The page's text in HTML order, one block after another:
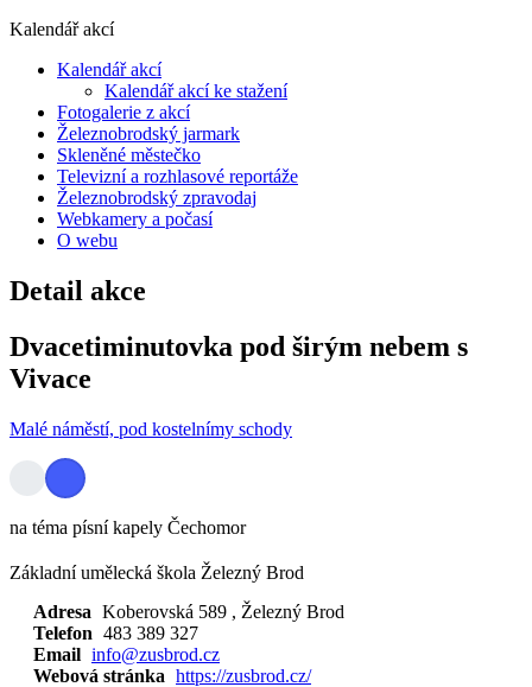
Kalendář akcí
Kalendář akcí
Kalendář akcí ke stažení
Fotogalerie z akcí
Železnobrodský jarmark
Skleněné městečko
Televizní a rozhlasové reportáže
Železnobrodský zpravodaj
Webkamery a počasí
O webu
Detail akce
Dvacetiminutovka pod širým nebem s
Vivace
Malé náměstí, pod kostelnímy schody
na téma písní kapely Čechomor
Základní umělecká škola Železný Brod
Adresa Koberovská 589 , Železný Brod
Telefon 483 389 327
Email info@zusbrod.cz
Webová stránka https://zusbrod.cz/